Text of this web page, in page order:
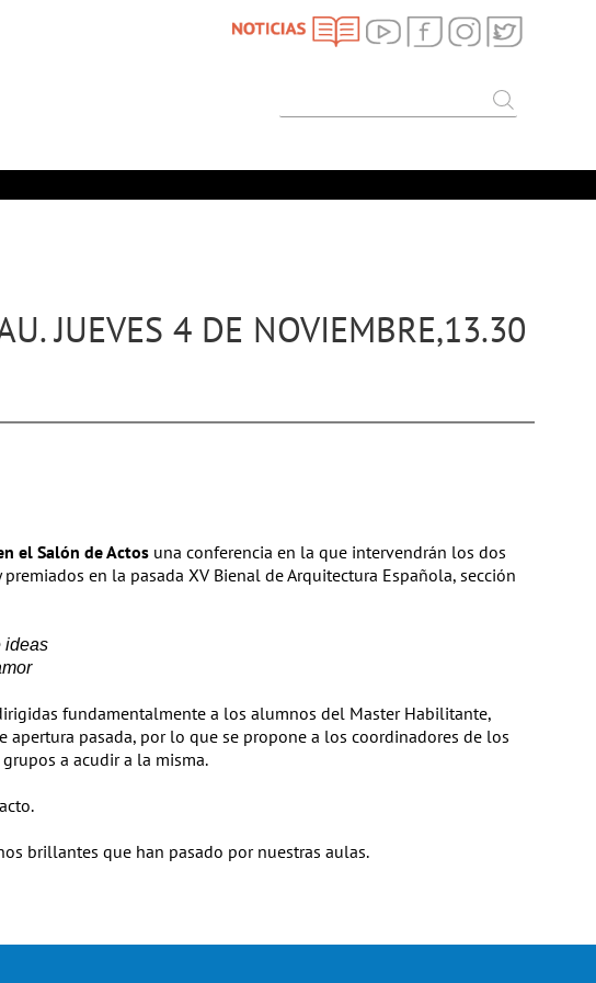
JUEVES 4 DE NOVIEMBRE,13.30
el Salón de Actos una conferencia en la que intervendrán los dos
en la pasada XV Bienal de Arquitectura Española, sección
ideas
fundamentalmente a los alumnos del Master Habilitante,
apertura pasada, por lo que se propone a los coordinadores de los
a acudir a la misma.
brillantes que han pasado por nuestras aulas.